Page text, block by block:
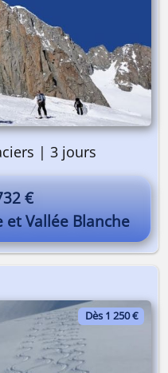
| 3 jours
€
Vallée Blanche
Dès 1 250 €